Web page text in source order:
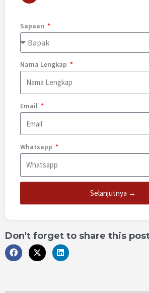
Sapaan
Nama Lengkap
Email
Whatsapp
Selanjutnya →
Don't forget to share this